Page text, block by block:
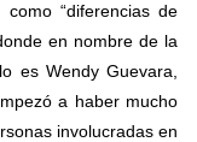
“diferencias de
en nombre de la
es Wendy Guevara,
a haber mucho
involucradas en